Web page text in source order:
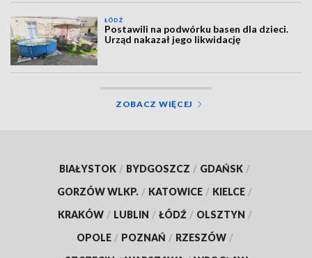
ŁÓDŹ
Postawili na podwórku basen dla dzieci.
Urząd nakazał jego likwidację
ZOBACZ WIĘCEJ
BIAŁYSTOK / BYDGOSZCZ / GDAŃSK /
GORZÓW WLKP. / KATOWICE / KIELCE /
KRAKÓW / LUBLIN / ŁÓDŹ / OLSZTYN /
OPOLE / POZNAŃ / RZESZÓW /